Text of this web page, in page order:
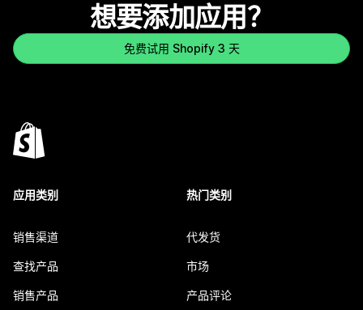
想要添加应用？
免费试用 Shopify 3 天
应用类别
销售渠道
查找产品
销售产品
热门类别
代发货
市场
产品评论